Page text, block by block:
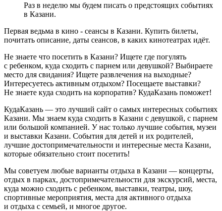
Раз в неделю мы будем писать о предстоящих событиях
в Казани.
Первая ведьма в кино - сеансы в Казани. Купить билеты,
почитать описание, даты сеансов, в каких кинотеатрах идёт.
Не знаете что посетить в Казани? Ищете где погулять
с ребенком, куда сходить с парнем или девушкой? Выбираете
место для свидания? Ищете развлечения на выходные?
Интересуетесь активным отдыхом? Посещаете выставки?
Не знаете куда сходить на корпоратив? КудаКазань поможет!
КудаКазань — это лучший сайт о самых интересных событиях
Казани. Мы знаем куда сходить в Казани с девушкой, с парнем
или большой компанией. У нас только лучшие события, музеи
и выставки Казани. События для детей и их родителей,
лучшие достопримечательности и интересные места Казани,
которые обязательно стоит посетить!
Мы советуем любые варианты отдыха в Казани — концерты,
отдых в парках, достопримечательности для экскурсий, места,
куда можно сходить с ребенком, выставки, театры, шоу,
спортивные мероприятия, места для активного отдыха
и отдыха с семьей, и многое другое.